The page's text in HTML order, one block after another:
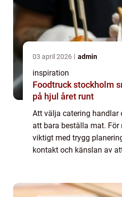
03 april 2026 admin
inspiration
Foodtruck stockholm smakupplevelser
på hjul året runt
Att välja catering handlar
att bara beställa mat. För
viktigt med trygg
kontakt och känslan av